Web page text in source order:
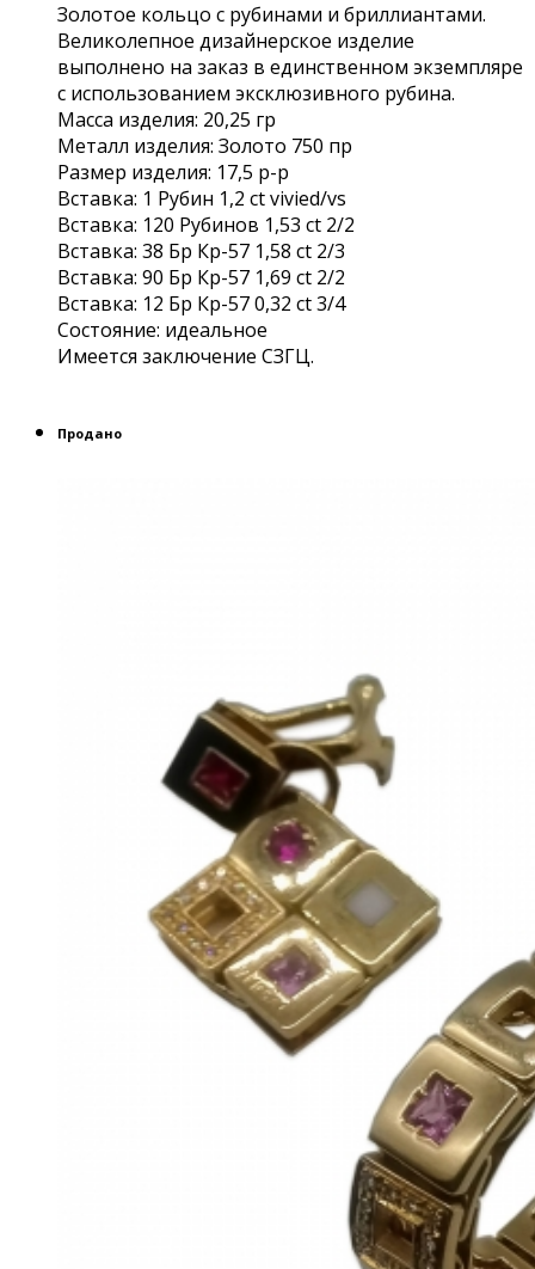
Золотое кольцо с рубинами и бриллиантами.
Великолепное дизайнерское изделие
выполнено на заказ в единственном экземпляре
с использованием эксклюзивного рубина.
Масса изделия: 20,25 гр
Металл изделия: Золото 750 пр
Размер изделия: 17,5 р-р
Вставка: 1 Рубин 1,2 ct vivied/vs
Вставка: 120 Рубинов 1,53 сt 2/2
Вставка: 38 Бр Кр-57 1,58 ct 2/3
Вставка: 90 Бр Кр-57 1,69 ct 2/2
Вставка: 12 Бр Кр-57 0,32 ct 3/4
Состояние: идеальное
Имеется заключение СЗГЦ.
Продано